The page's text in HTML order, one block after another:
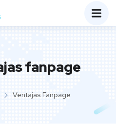
fanpage
Ventajas Fanpage